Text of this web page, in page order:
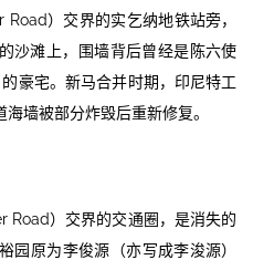
）交界的实乞纳地铁站旁，
沙滩上，围墙背后曾经是陈六使
豪宅。新马合并时期，印尼特工
墙被部分炸毁后重新修复。
Road）交界的交通圈，是消失的
园原为李俊源（亦写成李浚源）